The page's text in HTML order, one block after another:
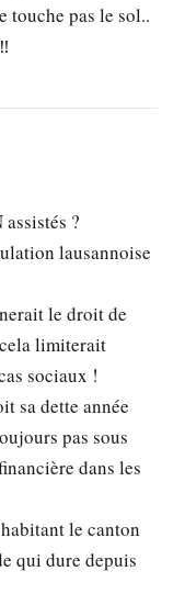
touche pas le sol..
?
lausannoise
le droit de
limiterait
sociaux !
sa dette année
pas sous
dans les
le canton
qui dure depuis